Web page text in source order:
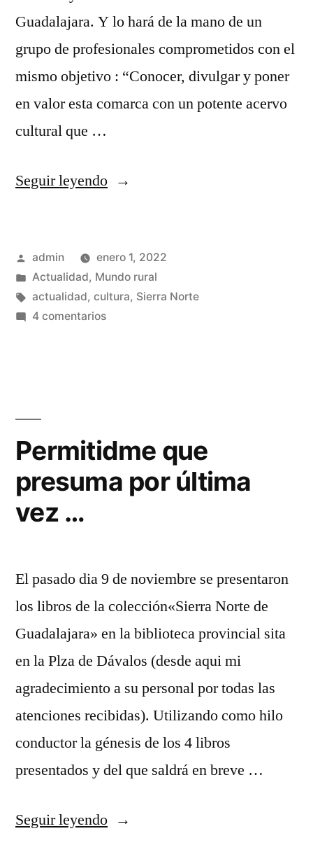
Guadalajara. Y lo hará de la mano de un
grupo de profesionales comprometidos con el
mismo objetivo : “Conocer, divulgar y poner
en valor esta comarca con un potente acervo
cultural que …
Seguir leyendo«Año
nueva
…»
Publicado
por
admin
enero 1, 2022
Publicado
en
Actualidad, Mundo rural
Etiquetas:
actualidad, cultura, Sierra Norte
4 comentariosen
Permitidme que
presuma por última
vez …
El pasado dia 9 de noviembre se presentaron
los libros de la colección«Sierra Norte de
Guadalajara» en la biblioteca provincial sita
en la Plza de Dávalos (desde aqui mi
agradecimiento a su personal por todas las
atenciones recibidas). Utilizando como hilo
conductor la génesis de los 4 libros
presentados y del que saldrá en breve …
Seguir leyendo«Permitidme